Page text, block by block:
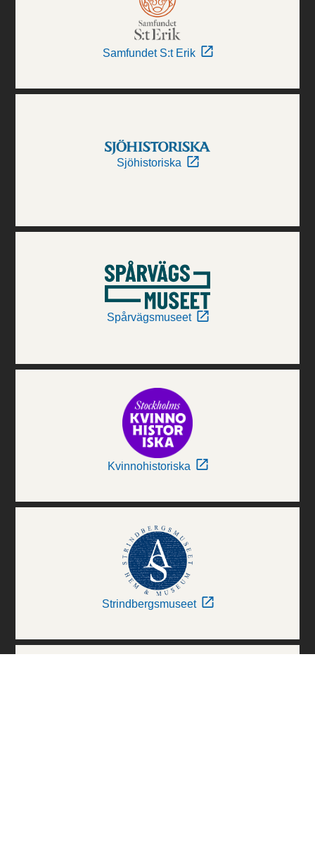
Samfundet S:t Erik
Sjöhistoriska
Spårvägsmuseet
Kvinnohistoriska
Strindbergsmuseet